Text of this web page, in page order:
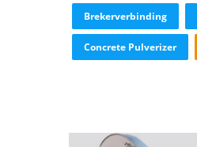
Brekerverbinding
Concrete Pulverizer